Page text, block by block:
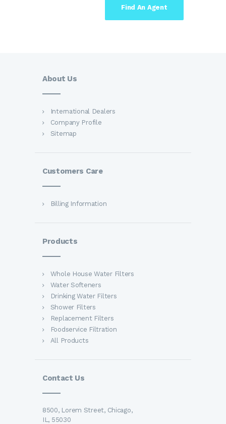
About Us
International Dealers
Company Profile
Sitemap
Customers Care
Billing Information
Products
Whole House Water Filters
Water Softeners
Drinking Water Filters
Shower Filters
Replacement Filters
Foodservice Filtration
All Products
Contact Us
8500, Lorem Street, Chicago,
IL, 55030